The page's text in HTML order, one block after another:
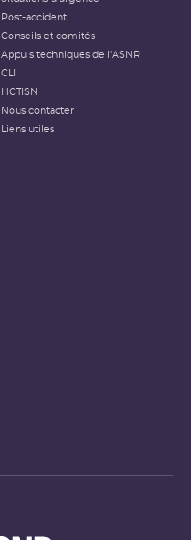
Post-accident
Conseils et comités
Appuis techniques de l'ASNR
CLI
HCTISN
Nous contacter
Liens utiles